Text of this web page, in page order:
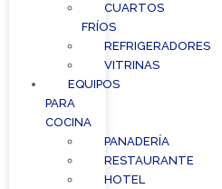
CUARTOS
FRÍOS
REFRIGERADORES
VITRINAS
EQUIPOS
PARA
COCINA
PANADERÍA
RESTAURANTE
HOTEL